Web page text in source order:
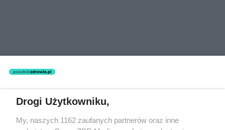
Drogi Użytkowniku,
My, naszych 1162 zaufanych partnerów oraz inne